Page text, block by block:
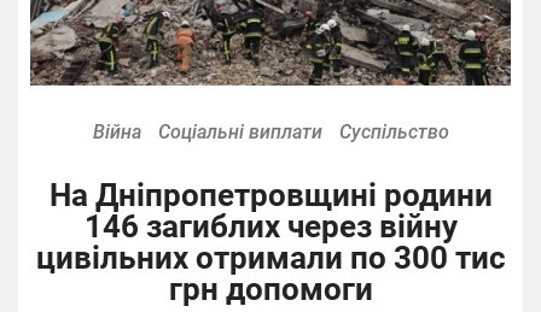
Війна Соціальні виплати Суспільство
На Дніпропетровщині родини
146 загиблих через війну
цивільних отримали по 300 тис
грн допомоги